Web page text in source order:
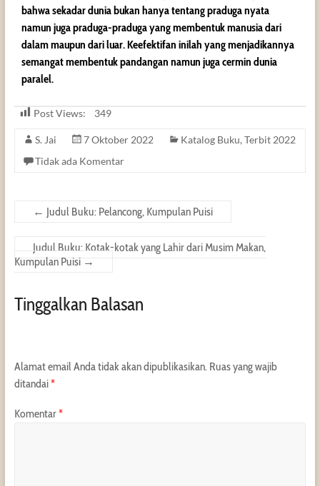
bahwa sekadar dunia bukan hanya tentang praduga nyata
namun juga praduga-praduga yang membentuk manusia dari
dalam maupun dari luar. Keefektifan inilah yang menjadikannya
semangat membentuk pandangan namun juga cermin dunia
paralel.
Post Views: 349
S. Jai 7 Oktober 2022 Katalog Buku, Terbit 2022
Tidak ada Komentar
← Judul Buku: Pelancong, Kumpulan Puisi
Judul Buku: Kotak-kotak yang Lahir dari Musim Makan,
Kumpulan Puisi →
Tinggalkan Balasan
Alamat email Anda tidak akan dipublikasikan. Ruas yang wajib
ditandai*
Komentar*